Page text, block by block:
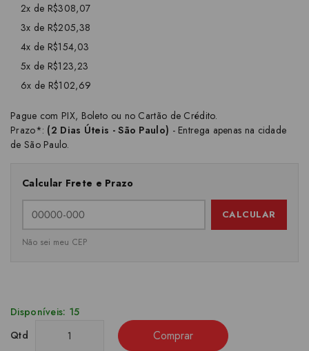
2x de R$308,07
3x de R$205,38
4x de R$154,03
5x de R$123,23
6x de R$102,69
Pague com PIX, Boleto ou no Cartão de Crédito.
Prazo*: (2 Dias Úteis - São Paulo) - Entrega apenas na cidade
de São Paulo.
Calcular Frete e Prazo
CALCULAR
Não sei meu CEP
Disponíveis: 15
Qtd
Comprar